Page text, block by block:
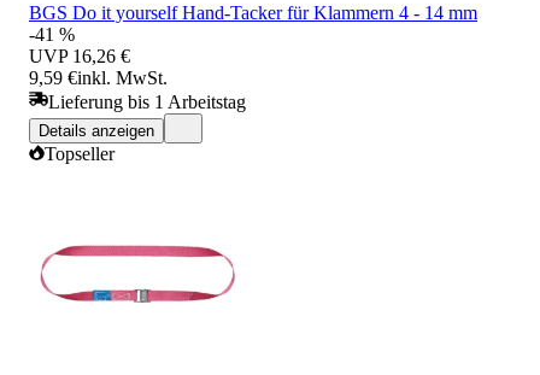
BGS Do it yourself Hand-Tacker für Klammern 4 - 14 mm
-41 %
UVP 16,26 €
9,59 €inkl. MwSt.
Lieferung bis 1 Arbeitstag
Details anzeigen
Topseller